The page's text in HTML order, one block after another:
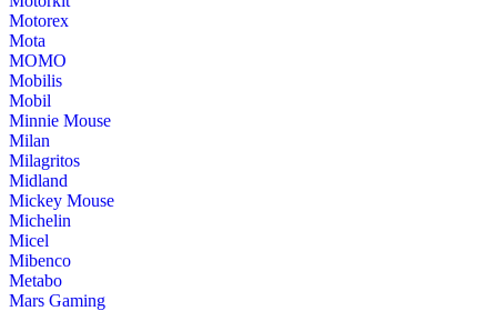
Motorex
Mota
MOMO
Mobilis
Mobil
Minnie Mouse
Milan
Milagritos
Midland
Mickey Mouse
Michelin
Micel
Mibenco
Metabo
Mars Gaming